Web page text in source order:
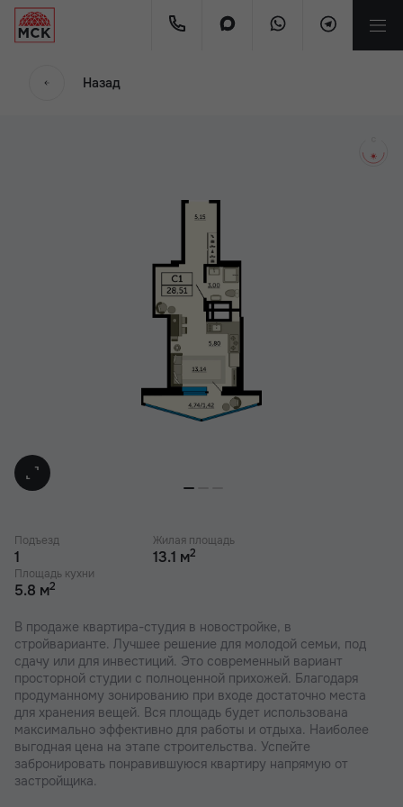
Назад
Подъезд
1
Жилая площадь
13.1 м2
Площадь кухни
5.8 м2
В продаже квартира-студия в новостройке, в
стройварианте. Лучшее решение для молодой семьи, под
сдачу или для инвестиций. Это современный вариант
просторной студии с полноценной прихожей. Благодаря
продуманному зонированию при входе достаточно места
для хранения вещей. Вся площадь будет использована
максимально эффективно для работы и отдыха. Наиболее
выгодная цена на этапе строительства. Успейте
забронировать понравившуюся квартиру напрямую от
застройщика.